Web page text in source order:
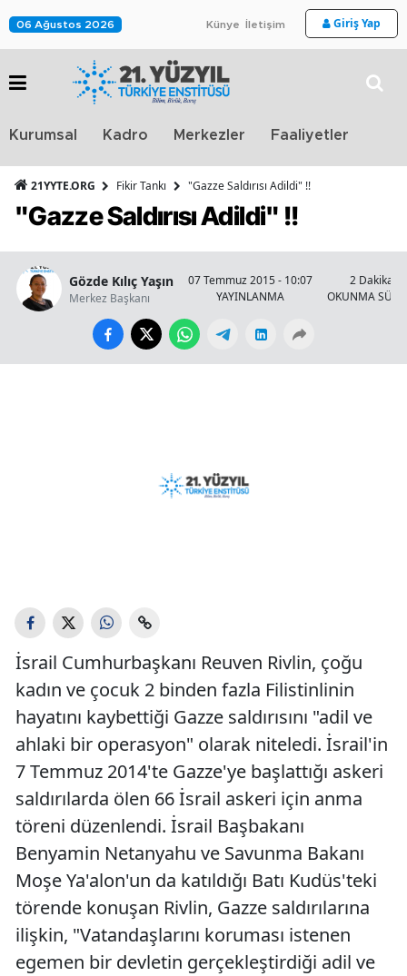
06 Ağustos 2026 Künye İletişim Giriş Yap
Kurumsal Kadro Merkezler Faaliyetler
21YYTE.ORG Fikir Tankı "Gazze Saldırısı Adildi" !!
"Gazze Saldırısı Adildi" !!
Gözde Kılıç Yaşın
Merkez Başkanı
07 Temmuz 2015 - 10:07
YAYINLANMA
2 Dakika
OKUNMA
İsrail Cumhurbaşkanı Reuven Rivlin, çoğu
kadın ve çocuk 2 binden fazla Filistinlinin
hayatını kaybettiği Gazze saldırısını "adil ve
ahlaki bir operasyon" olarak niteledi. İsrail'in
7 Temmuz 2014'te Gazze'ye başlattığı askeri
saldırılarda ölen 66 İsrail askeri için anma
töreni düzenlendi. İsrail Başbakanı
Benyamin Netanyahu ve Savunma Bakanı
Moşe Ya'alon'un da katıldığı Batı Kudüs'teki
törende konuşan Rivlin, Gazze saldırılarına
ilişkin, "Vatandaşlarını koruması istenen
egemen bir devletin gerçekleştirdiği adil ve